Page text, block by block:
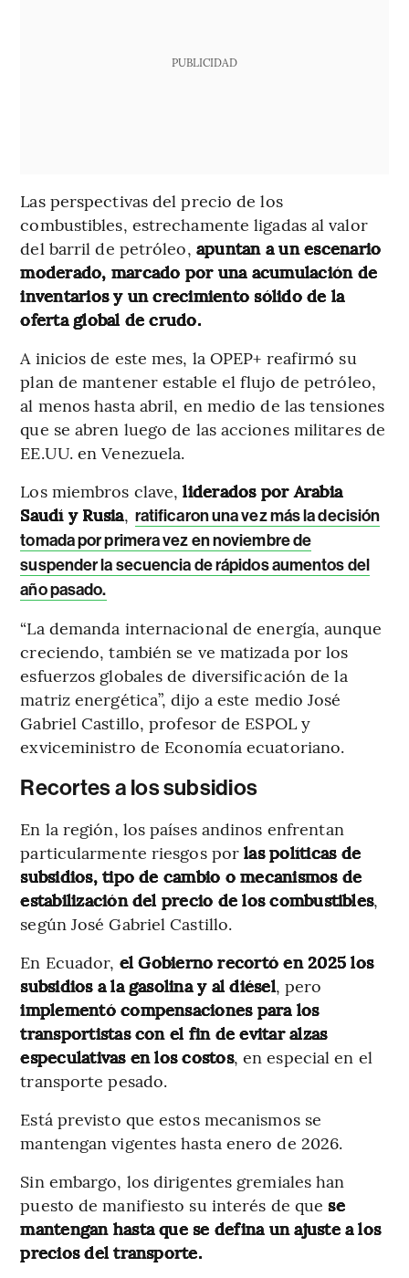
PUBLICIDAD
Las perspectivas del precio de los
combustibles, estrechamente ligadas al valor
del barril de petróleo, apuntan a un escenario
moderado, marcado por una acumulación de
inventarios y un crecimiento sólido de la
oferta global de crudo.
A inicios de este mes, la OPEP+ reafirmó su
plan de mantener estable el flujo de petróleo,
al menos hasta abril, en medio de las tensiones
que se abren luego de las acciones militares de
EE.UU. en Venezuela.
Los miembros clave,liderados por Arabia
Saudí y Rusia, ratificaron una vez más la decisión
tomada por primera vez en noviembre de
suspender la secuencia de rápidos aumentos del
año pasado.
“La demanda internacional de energía, aunque
creciendo, también se ve matizada por los
esfuerzos globales de diversificación de la
matriz energética”, dijo a este medio José
Gabriel Castillo, profesor de ESPOL y
exviceministro de Economía ecuatoriano.
Recortes a los subsidios
En la región, los países andinos enfrentan
particularmente riesgos porlas políticas de
subsidios, tipo de cambio o mecanismos de
estabilización del precio de los combustibles,
según José Gabriel Castillo.
En Ecuador, el Gobierno recortó en 2025 los
subsidios a la gasolina y al diésel, pero
implementó compensaciones para los
transportistas con el fin de evitar alzas
especulativas en los costos, en especial en el
transporte pesado.
Está previsto que estos mecanismos se
mantengan vigentes hasta enero de 2026.
Sin embargo, los dirigentes gremiales han
puesto de manifiesto su interés de quese
mantengan hasta que se defina un ajuste a los
precios del transporte.